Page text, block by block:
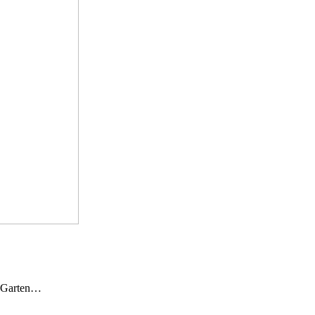
Garten…